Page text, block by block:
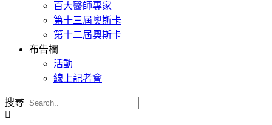
百大醫師專家
第十三屆奧斯卡
第十二屆奧斯卡
布告欄
活動
線上記者會
搜尋